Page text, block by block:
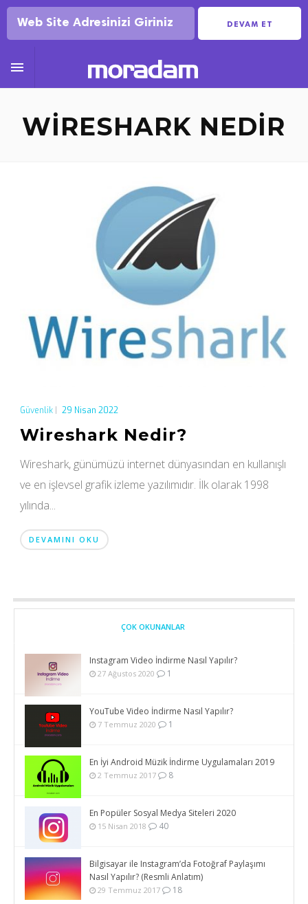
DEVAM ET

WIRESHARK NEDIR
Güvenlik| 29 Nisan 2022
Wireshark Nedir?
Wireshark, günümüzü internet dünyasından en kullanışlı
ve en işlevsel grafik izleme yazılımıdır. İlk olarak 1998
yılında...
DEVAMINI OKU
ÇOK OKUNANLAR
Instagram Video İndirme Nasıl Yapılır?
27 Ağustos 2020 1
YouTube Video İndirme Nasıl Yapılır?
7 Temmuz 2020 1
En İyi Android Müzik İndirme Uygulamaları 2019
2 Temmuz 2017 8
En Popüler Sosyal Medya Siteleri 2020
15 Nisan 2018 40
Bilgisayar ile Instagram’da Fotoğraf Paylaşımı
Nasıl Yapılır? (Resmli Anlatım)
29 Temmuz 2017 18